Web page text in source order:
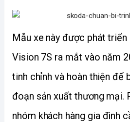
Mẫu xe này được phát
Vision 7S ra mắt vào năm
tinh chỉnh và hoàn thiện để
đoạn sản xuất thương mại.
nhóm khách hàng gia đình